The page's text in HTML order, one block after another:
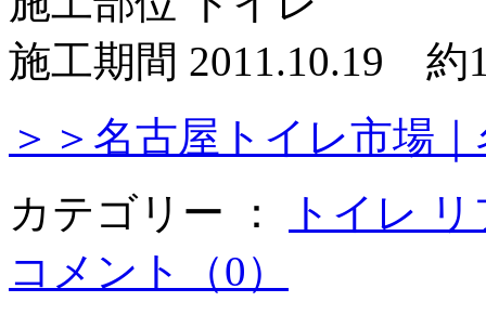
施工期間 2011.10.19 約
＞＞名古屋トイレ市場
カテゴリー ：
トイレ
コメント（0）